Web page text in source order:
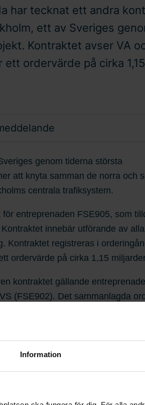
Information
har tecknat ett andra
ett av Sveriges
Kontraktet avser VA
ordervärde på cirka
genom tiderna största
att knyta samman de norra och
centrala trafiksystem.
entreprenaden FSE905, som
innebär utförande av
Kontraktet registreras i
ordervärde på cirka 1,15
kontraktet gällande
(FSE902). Det sammanlagda
för Bravida, spännande
Mattias Johansson.